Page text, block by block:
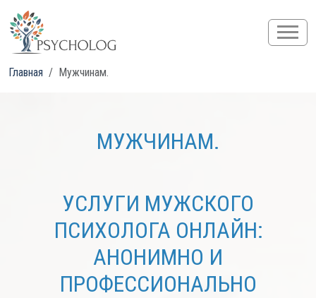
Главная Мужчинам.
МУЖЧИНАМ.
УСЛУГИ МУЖСКОГО
ПСИХОЛОГА ОНЛАЙН:
АНОНИМНО И
ПРОФЕССИОНАЛЬНО